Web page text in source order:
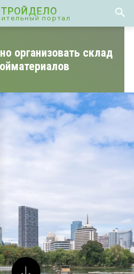
портал
организовать склад